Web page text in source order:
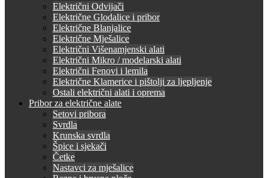
Električni Odvijači
Električne Glodalice i pribor
Električne Blanjalice
Električne Mješalice
Električni Višenamjenski alati
Električni Mikro / modelarski alati
Električni Fenovi i lemila
Električne Klamerice i pištolji za ljepljenje
Ostali električni alati i oprema
Pribor za električne alate
Setovi pribora
Svrdla
Krunska svrdla
Špice i sjekači
Četke
Nastavci za mješalice